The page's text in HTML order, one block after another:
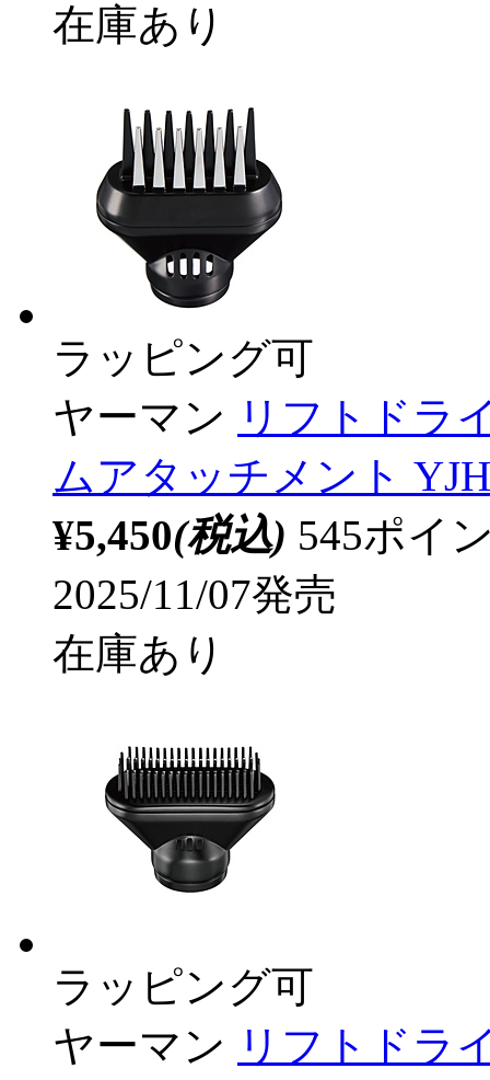
在庫あり
ラッピング可
ヤーマン リフトドラ
ムアタッチメント
¥5,450(税込) 545ポイ
2025/11/07発売
在庫あり
ラッピング可
ヤーマン リフトドラ